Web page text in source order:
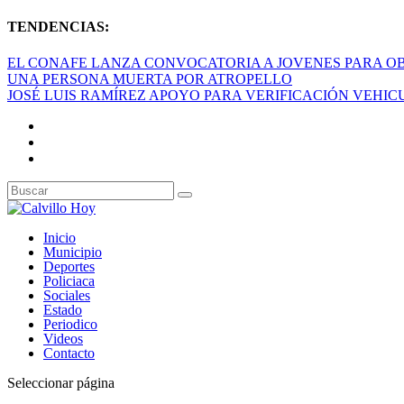
TENDENCIAS:
EL CONAFE LANZA CONVOCATORIA A JOVENES PARA
UNA PERSONA MUERTA POR ATROPELLO
JOSÉ LUIS RAMÍREZ APOYO PARA VERIFICACIÓN
Inicio
Municipio
Deportes
Policiaca
Sociales
Estado
Periodico
Videos
Contacto
Seleccionar página